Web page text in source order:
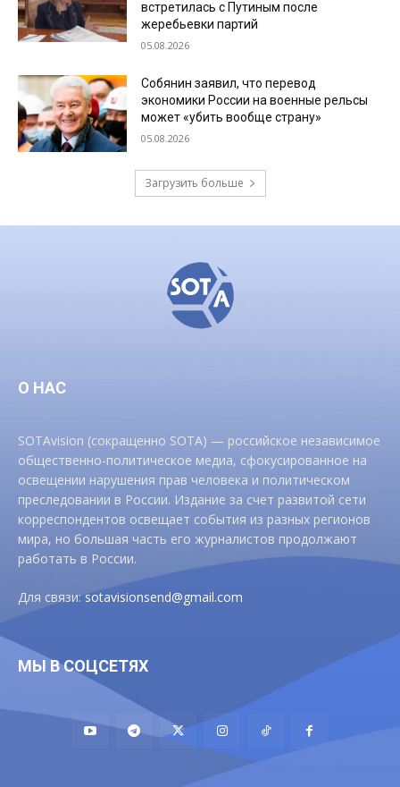
встретилась с Путиным после
жеребьевки партий
05.08.2026
Собянин заявил, что перевод
экономики России на военные рельсы
может «убить вообще страну»
05.08.2026
Загрузить больше
О НАС
SOTAvision (сокращенно SOTA) — российское независимое
общественно-политическое медиа, сфокусированное на
освещении нарушения прав человека и политическом
преследовании в России. Издание за счет развитой сети
корреспондентов освещает события из разных регионов
мира, но большая часть его журналистов продолжают
работать в России.
Для связи:sotavisionsend@gmail.com
МЫ В СОЦСЕТЯХ